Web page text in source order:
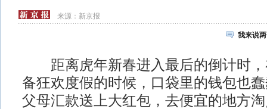
来源： 新京报
我来说
距离虎年新春进入最后的倒计时，
备狂欢度假的时候，口袋里的钱包也
父母汇款送上大红包，去便宜的地方